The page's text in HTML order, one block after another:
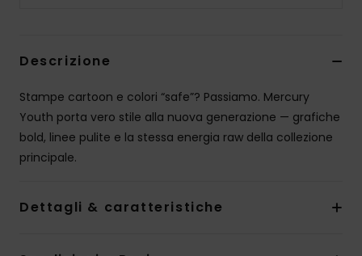
Descrizione
Stampe cartoon e colori “safe”? Passiamo. Mercury
Youth porta vero stile alla nuova generazione — grafiche
bold, linee pulite e la stessa energia raw della collezione
principale.
Dettagli & caratteristiche